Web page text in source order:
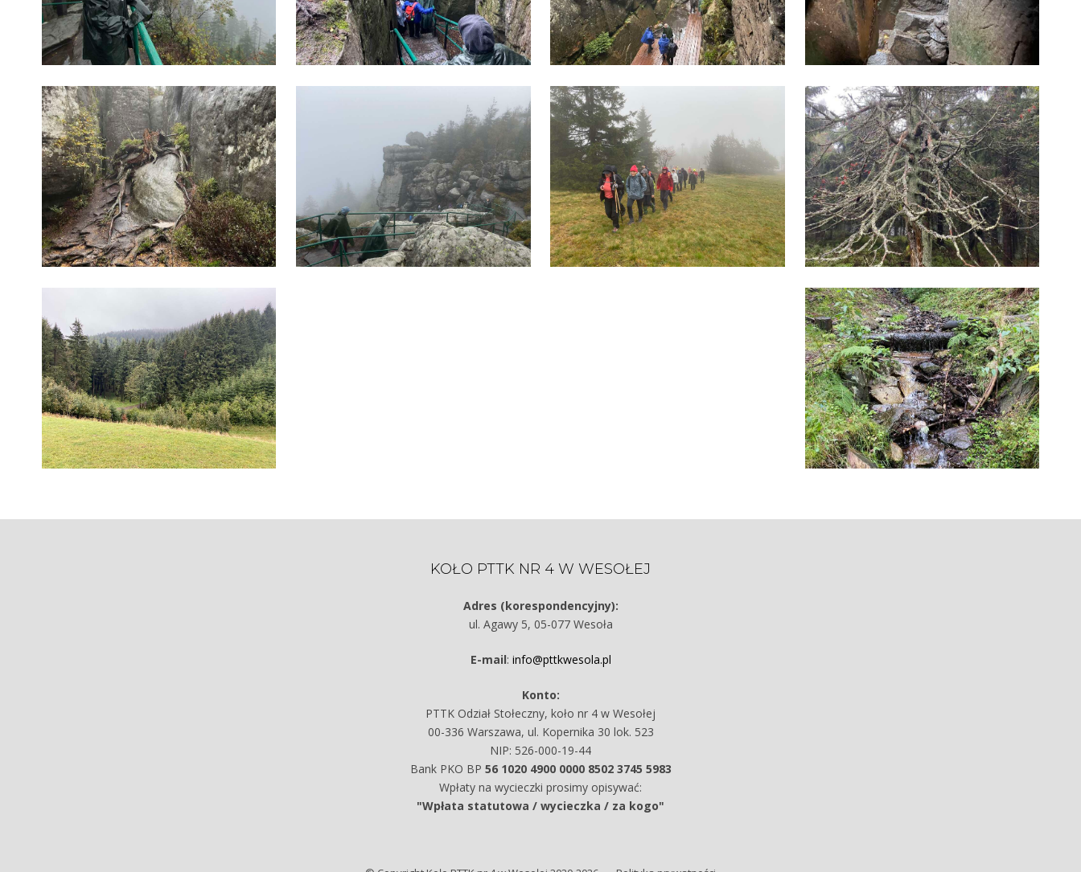
KOŁO PTTK NR 4 W WESOŁEJ
Adres (korespondencyjny):
ul. Agawy 5, 05-077 Wesoła
E-mail: info@pttkwesola.pl
Konto:
PTTK Odział Stołeczny, koło nr 4 w Wesołej
00-336 Warszawa, ul. Kopernika 30 lok. 523
NIP: 526-000-19-44
Bank PKO BP 56 1020 4900 0000 8502 3745 5983
Wpłaty na wycieczki prosimy opisywać:
"Wpłata statutowa / wycieczka / za kogo"